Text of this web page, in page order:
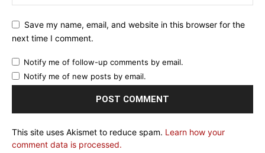
Save my name, email, and website in this browser for the
next time I comment.
Notify me of follow-up comments by email.
Notify me of new posts by email.
This site uses Akismet to reduce spam. Learn how your
comment data is processed.